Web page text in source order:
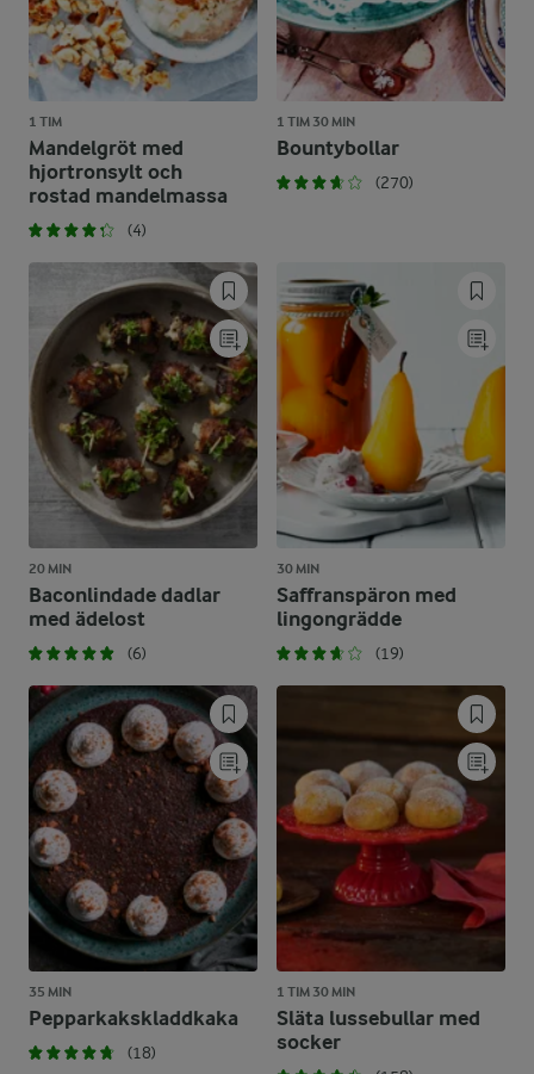
1 TIM
Mandelgröt med
hjortronsylt och
rostad mandelmassa
(4)
1 TIM 30 MIN
Bountybollar
(270)
20 MIN
Baconlindade dadlar
med ädelost
(6)
30 MIN
Saffranspäron med
lingongrädde
(19)
35 MIN
Pepparkakskladdkaka
(18)
1 TIM 30 MIN
Släta lussebullar med
socker